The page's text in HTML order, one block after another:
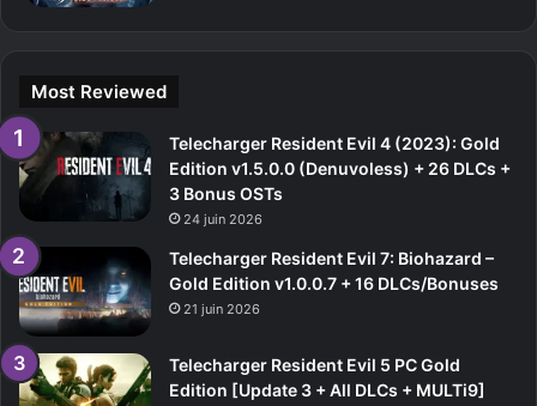
Most Reviewed
Telecharger Resident Evil 4 (2023): Gold
Edition v1.5.0.0 (Denuvoless) + 26 DLCs +
3 Bonus OSTs
24 juin 2026
Telecharger Resident Evil 7: Biohazard –
Gold Edition v1.0.0.7 + 16 DLCs/Bonuses
21 juin 2026
Telecharger Resident Evil 5 PC Gold
Edition [Update 3 + All DLCs + MULTi9]